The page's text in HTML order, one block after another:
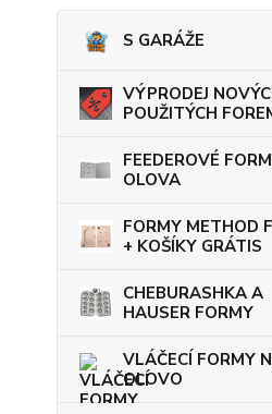
S GARÁŽE
VÝPRODEJ
POUŽITÝCH
FEEDEROVÉ
OLOVA
FORMY METHOD
+ KOŠÍKY GRÁTIS
CHEBURASHKA A
HAUSER FORMY
VLÁČECÍ FORMY
OLOVO